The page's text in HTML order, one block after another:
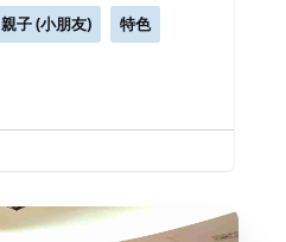
親子 (小朋友) 特色